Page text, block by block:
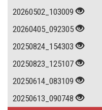
20260502_103009
20260405_092305
20250824_154303
20250823_125107
20250614_083109
20250613_090748